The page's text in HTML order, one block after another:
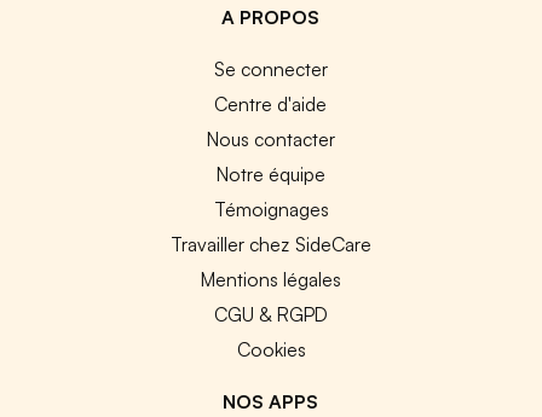
A PROPOS
Se connecter
Centre d'aide
Nous contacter
Notre équipe
Témoignages
Travailler chez SideCare
Mentions légales
CGU & RGPD
Cookies
NOS APPS